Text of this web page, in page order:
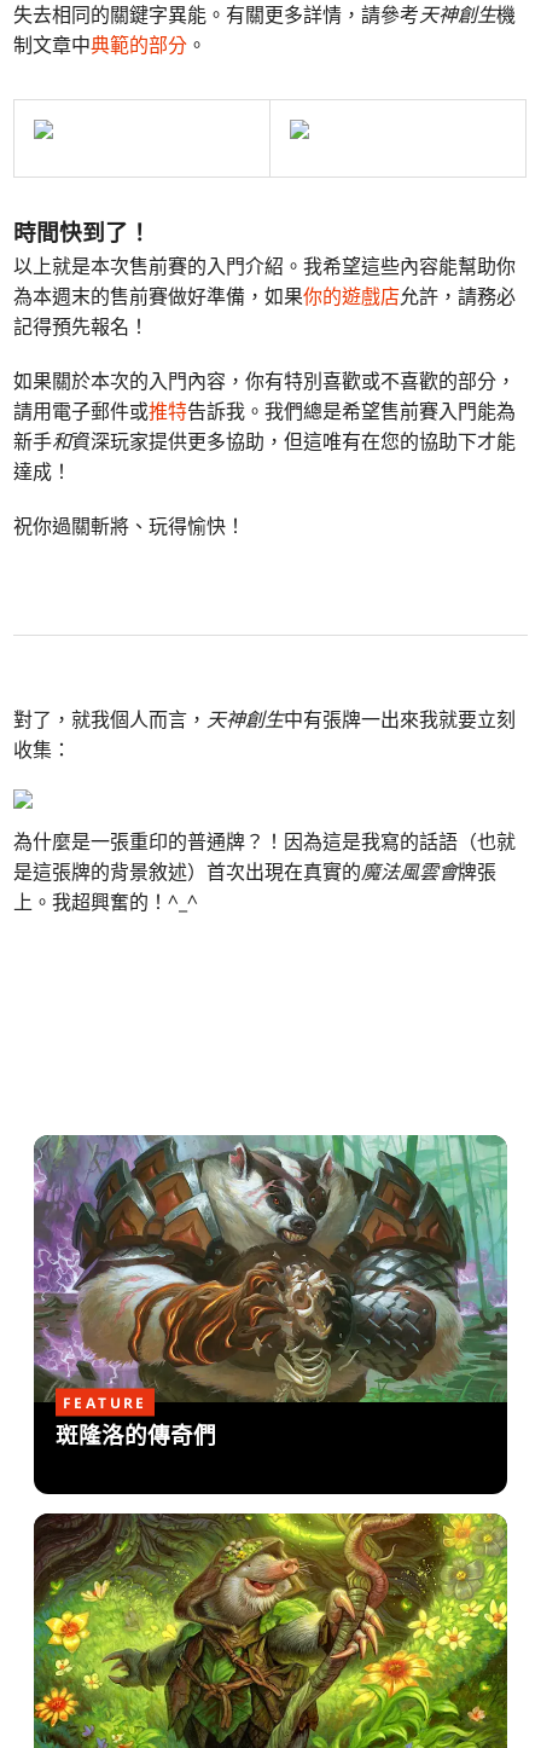
失去相同的關鍵字異能。有關更多詳情，請參考天神創生機
制文章中典範的部分 。
時間快到了！
以上就是本次售前賽的入門介紹。我希望這些內容能幫助你
為本週末的售前賽做好準備，如果你的遊戲店允許，請務必
記得預先報名！
如果關於本次的入門內容，你有特別喜歡或不喜歡的部分，
請用電子郵件或推特告訴我。我們總是希望售前賽入門能為
新手和資深玩家提供更多協助，但這唯有在您的協助下才能
達成！
祝你過關斬將、玩得愉快！
對了，就我個人而言， 天神創生中有張牌一出來我就要立刻
收集：
為什麼是一張重印的普通牌？！因為這是我寫的話語（也就
是這張牌的背景敘述）首次出現在真實的魔法風雲會牌張
上。我超興奮的！^_^
FEATURE
斑隆洛的傳奇們